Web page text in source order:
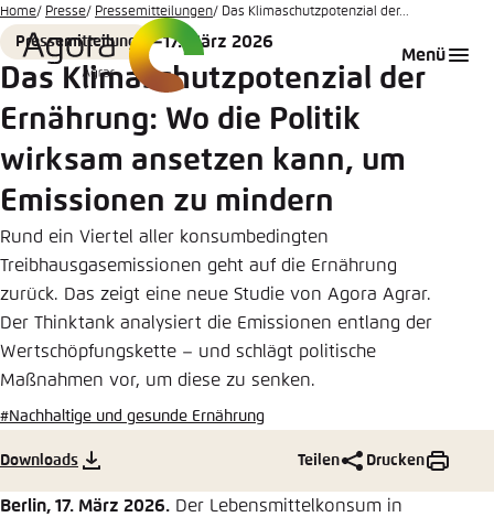
Zum
Hauptinhalt
gehen
Menü
Home Presse Pressemitteilungen Das Klimaschutzpotenzial der...
Format
Pressemitteilung
Date
17. März 2026
Das Klimaschutzpotenzial der
Ernährung: Wo die Politik
wirksam ansetzen kann, um
Emissionen zu mindern
Rund ein Viertel aller konsumbedingten
Treibhausgasemissionen geht auf die Ernährung
zurück. Das zeigt eine neue Studie von Agora Agrar.
Der Thinktank analysiert die Emissionen entlang der
Wertschöpfungskette – und schlägt politische
Maßnahmen vor, um diese zu senken.
#Nachhaltige und gesunde Ernährung
Downloads Teilen Drucken
Berlin, 17. März 2026. Der Lebensmittelkonsum in
Login
Melden Sie sich an um ..., ... und ... zu verwalten.
Benutzername *
*
Noch kein Benutzerkonto?
Abbrechen
Sprache auswählen
Englisch
Deutsch
Agora Think Tanks
Erscheinungsbild der Webseite
Diese Webseite passt ihr Farbschema basierend
auf Ihren Einstellungen an. Wählen Sie aus,
verwenden möchten.
Hell
Dunkel
Automatisch